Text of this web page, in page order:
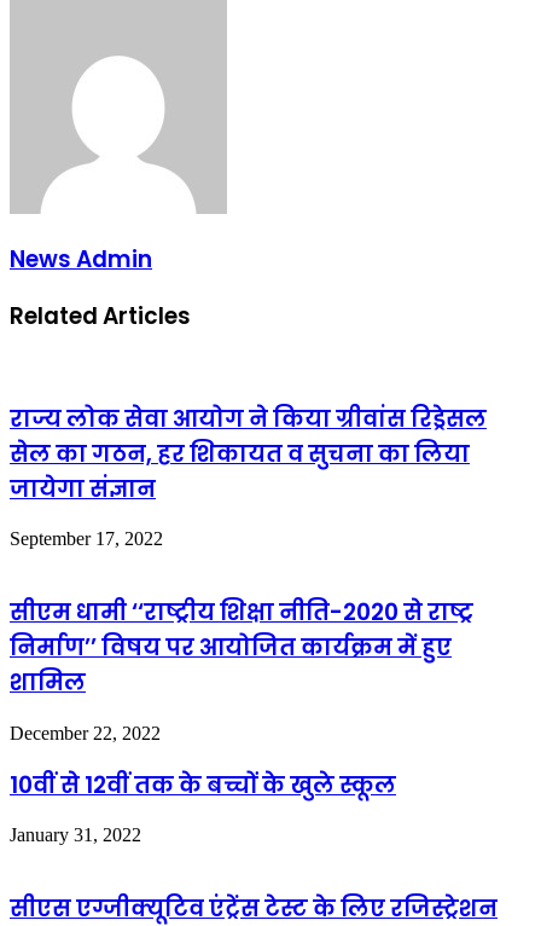
News Admin
Related Articles
राज्य लोक सेवा आयोग ने किया ग्रीवांस रिड्रेसल
सेल का गठन, हर शिकायत व सुचना का लिया
जायेगा संज्ञान
September 17, 2022
सीएम धामी ‘‘राष्ट्रीय शिक्षा नीति-2020 से राष्ट्र
निर्माण’’ विषय पर आयोजित कार्यक्रम में हुए
शामिल
December 22, 2022
10वीं से 12वीं तक के बच्चों के खुले स्कूल
January 31, 2022
सीएस एग्जीक्यूटिव एंट्रेंस टेस्ट के लिए रजिस्ट्रेशन